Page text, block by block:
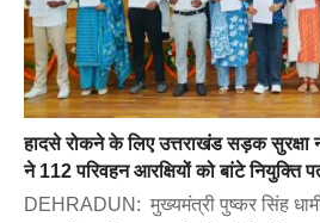
हादसे रोकने के लिए उत्तराखंड सड़क सुरक्षा
ने 112 परिवहन आरक्षियों को बांटे नियुक्ति
DEHRADUN: मुख्यमंत्री पुष्कर सिंह